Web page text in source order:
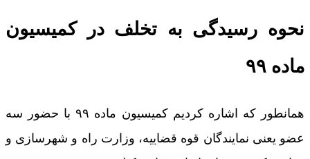
نحوه رسیدگی به تخلف در کمیسیون
ماده ۹۹
همانطور که اشاره کردیم کمیسیون ماده ۹۹ با حضور سه
عضو یعنی نمایندگان قوه قضاییه، وزارت راه و شهرسازی و